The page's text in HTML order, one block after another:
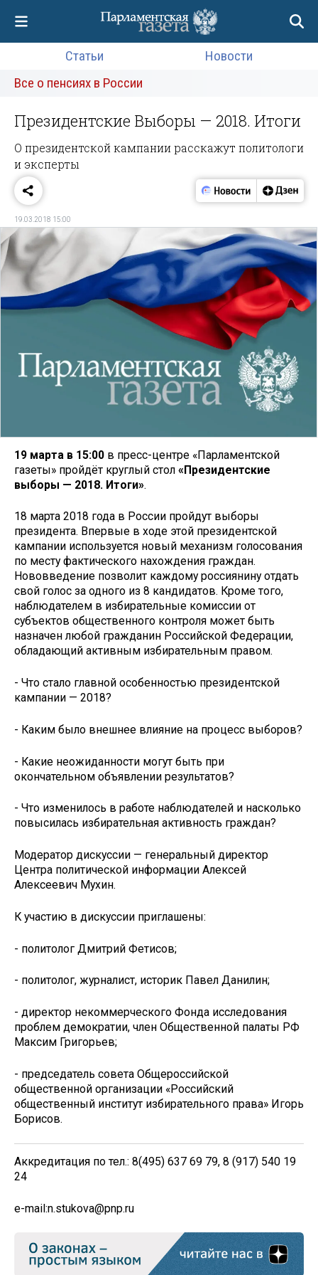
Статьи
Новости
Все о пенсиях в России
Президентские Выборы — 2018. Итоги
О президентской кампании расскажут политологи
и эксперты
19.03.2018 15:00
19 марта в 15:00 в пресс-центре «Парламентской
газеты» пройдёт круглый стол «Президентские
выборы — 2018. Итоги».
18 марта 2018 года в России пройдут выборы
президента. Впервые в ходе этой президентской
кампании используется новый механизм голосования
по месту фактического нахождения граждан.
Нововведение позволит каждому россиянину отдать
свой голос за одного из 8 кандидатов. Кроме того,
наблюдателем в избирательные комиссии от
субъектов общественного контроля может быть
назначен любой гражданин Российской Федерации,
обладающий активным избирательным правом.
- Что стало главной особенностью президентской
кампании — 2018?
- Каким было внешнее влияние на процесс выборов?
- Какие неожиданности могут быть при
окончательном объявлении результатов?
- Что изменилось в работе наблюдателей и насколько
повысилась избирательная активность граждан?
Модератор дискуссии — генеральный директор
Центра политической информации Алексей
Алексеевич Мухин.
К участию в дискуссии приглашены:
- политолог Дмитрий Фетисов;
- политолог, журналист, историк Павел Данилин;
- директор некоммерческого Фонда исследования
проблем демократии, член Общественной палаты РФ
Максим Григорьев;
- председатель совета Общероссийской
общественной организации «Российский
общественный институт избирательного права» Игорь
Борисов.
Аккредитация по тел.: 8(495) 637 69 79, 8 (917) 540 19
24
e-mail:n.stukova@pnp.ru